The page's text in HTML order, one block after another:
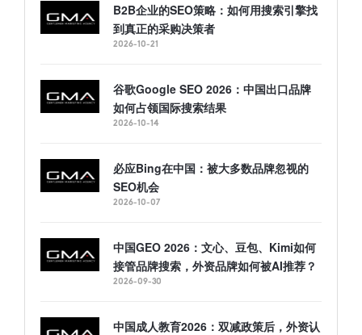
B2B企业的SEO策略：如何用搜索引擎找
到真正的采购决策者
2026-10-21
谷歌Google SEO 2026：中国出口品牌
如何占领国际搜索结果
2026-10-14
必应Bing在中国：被大多数品牌忽视的
SEO机会
2026-10-07
中国GEO 2026：文心、豆包、Kimi如何
接管品牌搜索，外资品牌如何被AI推荐？
2026-09-30
中国成人教育2026：双减政策后，外资认